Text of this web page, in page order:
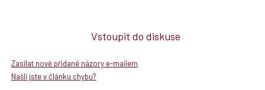
Vstoupit do diskuse
Zasílat nově přidané názory e-mailem
Našli jste v článku chybu?